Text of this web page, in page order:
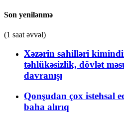
Son yenilənmə
(1 saat əvvəl)
Xəzərin sahilləri
təhlükəsizlik, dövlət
davranışı
Qonşudan çox istehsal
baha alırıq